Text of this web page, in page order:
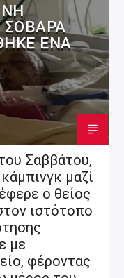
ΣΟΒΑΡΆ
ΈΝΑ
Σαββάτου,
μαζί
ο θείος
ιστότοπο
με
φέροντας